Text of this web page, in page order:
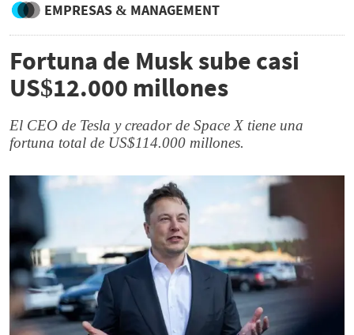
EMPRESAS & MANAGEMENT
Fortuna de Musk sube casi
US$12.000 millones
El CEO de Tesla y creador de Space X tiene una
fortuna total de US$114.000 millones.